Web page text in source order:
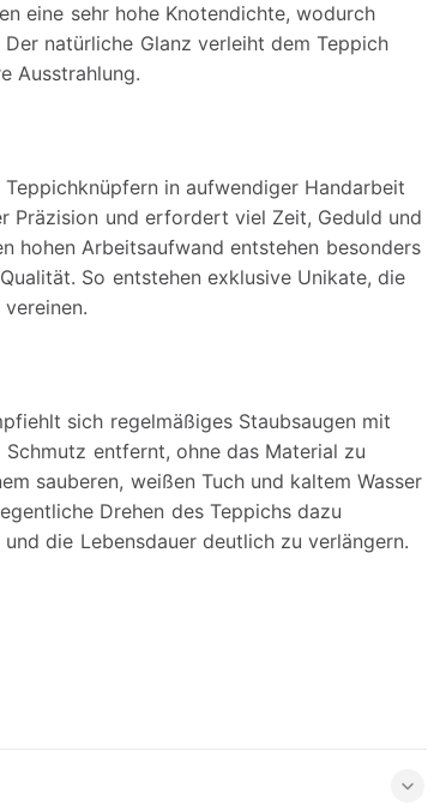
eine sehr hohe Knotendichte, wodurch
natürliche Glanz verleiht dem Teppich
Ausstrahlung.
in aufwendiger Handarbeit
Präzision und erfordert viel Zeit, Geduld und
hohen Arbeitsaufwand entstehen besonders
So entstehen exklusive Unikate, die
sich regelmäßiges Staubsaugen mit
entfernt, ohne das Material zu
sauberen, weißen Tuch und kaltem Wasser
Drehen des Teppichs dazu
die Lebensdauer deutlich zu verlängern.